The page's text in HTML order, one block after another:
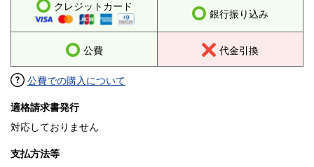
クレジットカード
銀行振り込み
公費 代金引換
公費での購入について
適格請求書発行
対応しておりません
支払方法等